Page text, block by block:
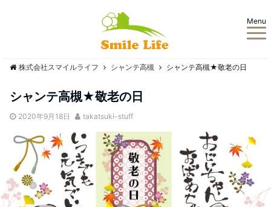
Menu
株式会社スマイルライフ シャンテ高槻 シャンテ高槻★敬老の日
シャンテ高槻★敬老の日
2020年9月18日 takatsuki-stuff